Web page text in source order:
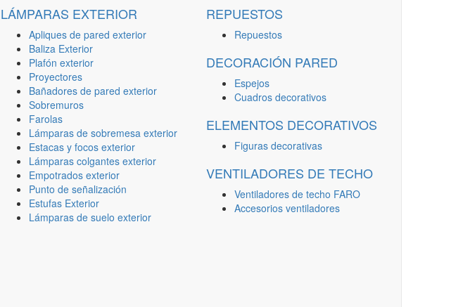
LÁMPARAS EXTERIOR
Apliques de pared exterior
Baliza Exterior
Plafón exterior
Proyectores
Bañadores de pared exterior
Sobremuros
Farolas
Lámparas de sobremesa exterior
Estacas y focos exterior
Lámparas colgantes exterior
Empotrados exterior
Punto de señalización
Estufas Exterior
Lámparas de suelo exterior
REPUESTOS
Repuestos
DECORACIÓN PARED
Espejos
Cuadros decorativos
ELEMENTOS DECORATIVOS
Figuras decorativas
VENTILADORES DE TECHO
Ventiladores de techo FARO
Accesorios ventiladores